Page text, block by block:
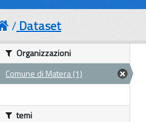
Dataset
Organizzazioni
Comune di Matera (1)
temi